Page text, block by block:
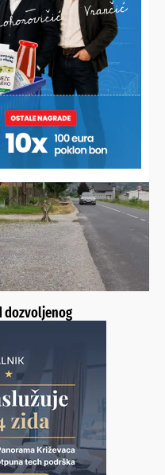
“Izgubio je moralni i
dozvoljenog